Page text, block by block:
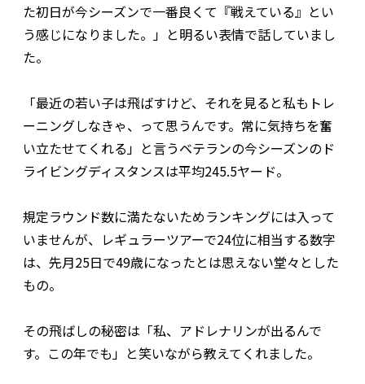
た初日が今シーズンで一番良くて『戦えている』とい
う感じになりました。」と明るい表情で話していまし
た。
「最近の若い子は飛ばすけど、それを見ると私もトレ
ーニングしなきゃ、って思うんです。常に気持ちを奮
い立たせてくれる」と言うベテランの今シーズンのド
ライビングディスタンスは平均245.5ヤード。
規定ラウンド数に満たないためランキングには入って
いませんが、レギュラーツアーで24位に相当する数字
は、先月25日で49歳になったとは思えない堂々とした
もの。
その飛ばしの秘密は「私、アドレナリンが出るんで
す。この年でも」と笑いながら教えてくれました。